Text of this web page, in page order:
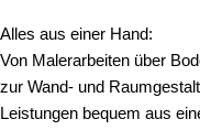
Alles aus einer Hand:
Von Malerarbeiten über
zur Wand- und
Leistungen bequem aus